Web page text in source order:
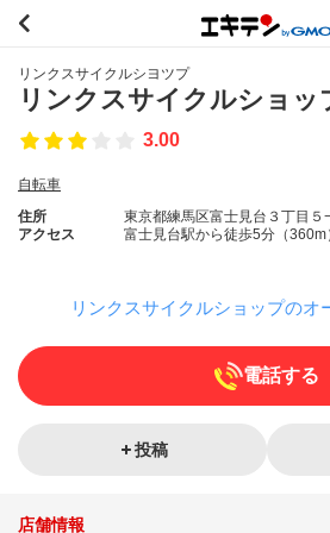
リンクスサイクルシヨツプ
リンクスサイクルショッ
3.00
自転車
住所
東京都練馬区富士見台３丁目５
アクセス
富士見台駅から徒歩5分（360m
リンクスサイクルショップのオ
電話する
投稿
店舗情報